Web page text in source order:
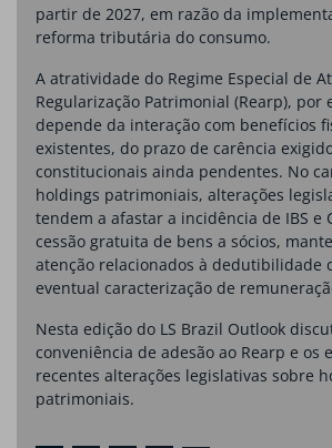
partir de 2027, em razão da
reforma tributária do consumo.
A atratividade do Regime Especial de
Regularização Patrimonial (Rearp), por
depende da interação com benefícios
existentes, do prazo de carência
constitucionais ainda pendentes. No
holdings patrimoniais, alterações
tendem a afastar a incidência de IBS e
cessão gratuita de bens a sócios,
atenção relacionados à dedutibilidade
eventual caracterização de
Nesta edição do LS Brazil Outlook
conveniência de adesão ao Rearp e os
recentes alterações legislativas sobre
patrimoniais.